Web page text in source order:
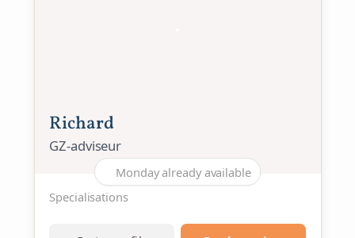
Richard
GZ-adviseur
Monday already available
Specialisations